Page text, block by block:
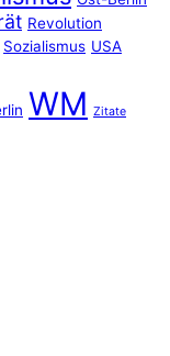
Revolution
Sozialismus USA
WM Zitate